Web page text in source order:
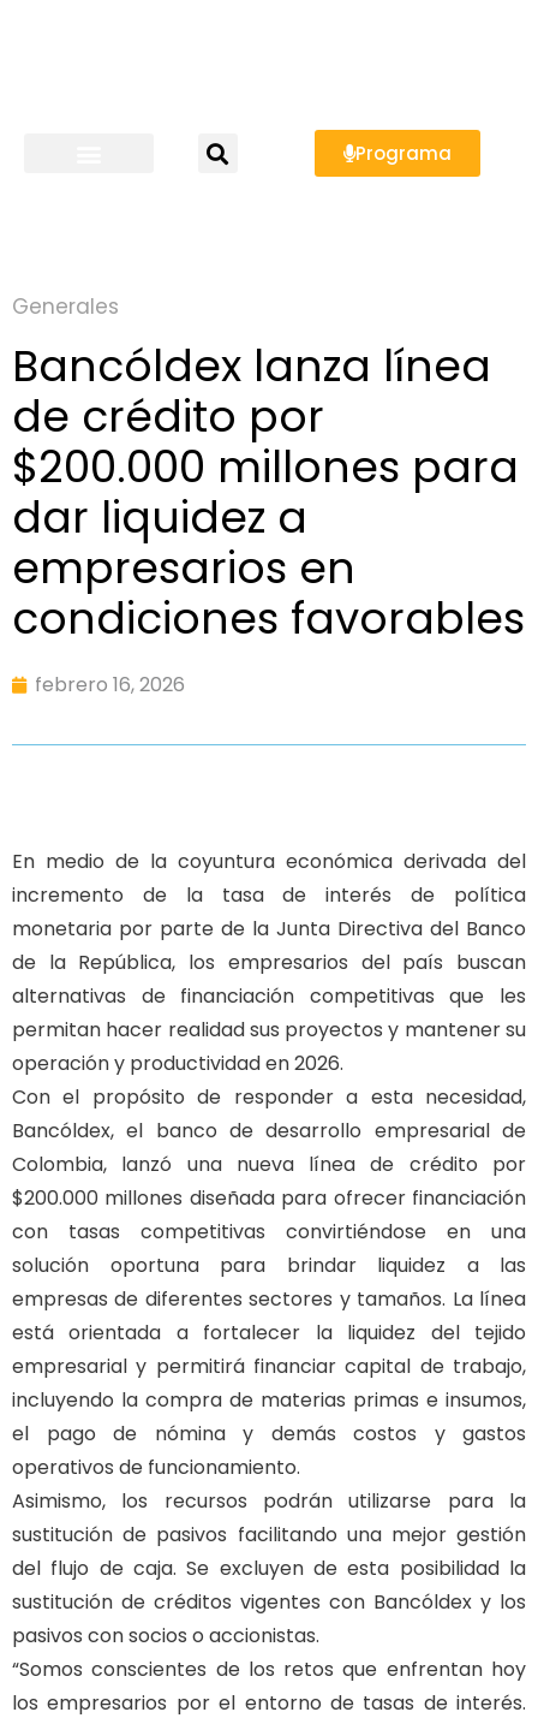
Programa
Generales
Bancóldex lanza línea
de crédito por
$200.000 millones para
dar liquidez a
empresarios en
condiciones favorables
febrero 16, 2026
En medio de la coyuntura económica derivada del
incremento de la tasa de interés de política
monetaria por parte de la Junta Directiva del Banco
de la República, los empresarios del país buscan
alternativas de financiación competitivas que les
permitan hacer realidad sus proyectos y mantener su
operación y productividad en 2026.
Con el propósito de responder a esta necesidad,
Bancóldex, el banco de desarrollo empresarial de
Colombia, lanzó una nueva línea de crédito por
$200.000 millones diseñada para ofrecer financiación
con tasas competitivas convirtiéndose en una
solución oportuna para brindar liquidez a las
empresas de diferentes sectores y tamaños. La línea
está orientada a fortalecer la liquidez del tejido
empresarial y permitirá financiar capital de trabajo,
incluyendo la compra de materias primas e insumos,
el pago de nómina y demás costos y gastos
operativos de funcionamiento.
Asimismo, los recursos podrán utilizarse para la
sustitución de pasivos facilitando una mejor gestión
del flujo de caja. Se excluyen de esta posibilidad la
sustitución de créditos vigentes con Bancóldex y los
pasivos con socios o accionistas.
“Somos conscientes de los retos que enfrentan hoy
los empresarios por el entorno de tasas de interés.